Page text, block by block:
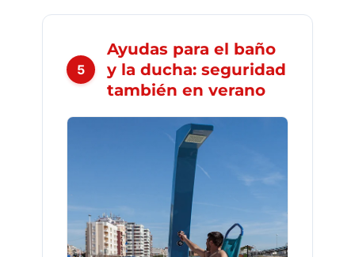
5
Ayudas para el baño
y la ducha: seguridad
también en verano